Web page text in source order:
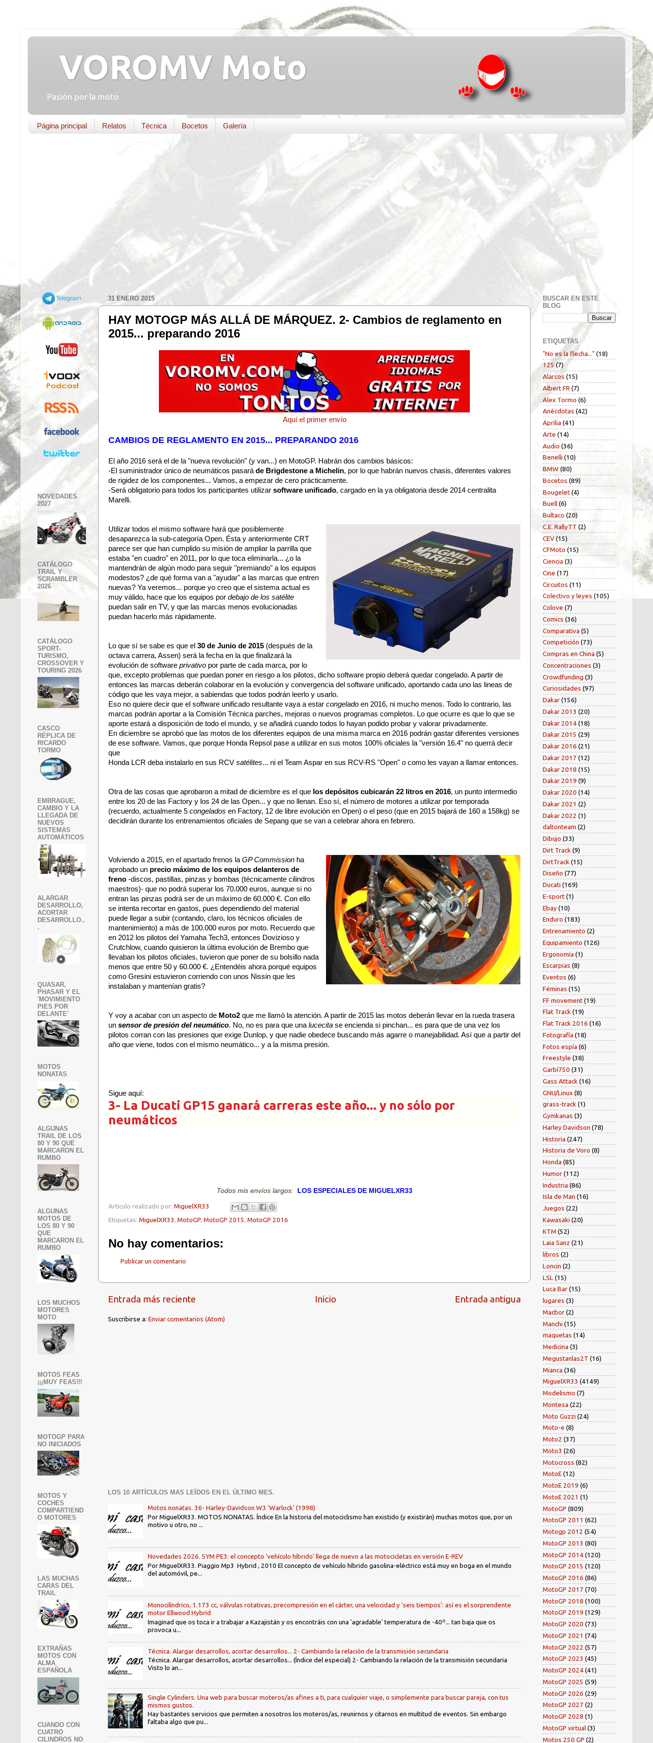
VOROMV Moto
Pasión por la moto
Página principal Relatos Técnica Bocetos Galería
31 ENERO 2015
HAY MOTOGP MÁS ALLÁ DE MÁRQUEZ. 2- Cambios de reglamento en
2015... preparando 2016
Aquí el primer envío
CAMBIOS DE REGLAMENTO EN 2015... PREPARANDO 2016
El año 2016 será el de la "nueva revolución" (y van...) en MotoGP. Habrán dos cambios básicos:
-El suministrador único de neumáticos pasará de Brigdestone a Michelin, por lo que habrán nuevos chasis, diferentes valores
de rigidez de los componentes... Vamos, a empezar de cero prácticamente.
-Será obligatorio para todos los participantes utilizar software unificado, cargado en la ya obligatoria desde 2014 centralita
Marelli.
Utilizar todos el mismo software hará que posiblemente
desaparezca la sub-categoría Open. Ésta y anteriormente CRT
parece ser que han cumplido su misión de ampliar la parrilla que
estaba "en cuadro" en 2011, por lo que toca eliminarla... ¿o la
mantendrán de algún modo para seguir "premiando" a los equipos
modestos? ¿de qué forma van a "ayudar" a las marcas que entren
nuevas? Ya veremos... porque yo creo que el sistema actual es
muy válido, hace que los equipos por debajo de los satélite
puedan salir en TV, y que las marcas menos evolucionadas
puedan hacerlo más rápidamente.
Lo que sí se sabe es que el 30 de Junio de 2015 (después de la
octava carrera, Assen) será la fecha en la que finalizará la
evolución de software privativo por parte de cada marca, por lo
que, excepto problemas que puedan poner en riesgo a los pilotos, dicho software propio deberá quedar congelado. A partir de
entonces las marcas deberán colaborar en la evolución y convergencia del software unificado, aportando cada uno las lineas de
código que les vaya mejor, a sabiendas que todos podrán leerlo y usarlo.
Eso no quiere decir que el software unificado resultante vaya a estar congelado en 2016, ni mucho menos. Todo lo contrario, las
marcas podrán aportar a la Comisión Técnica parches, mejoras o nuevos programas completos. Lo que ocurre es que lo que se
aporte estará a disposición de todo el mundo, y se añadirá cuando todos lo hayan podido probar y valorar privadamente.
En diciembre se aprobó que las motos de los diferentes equipos de una misma marca en 2016 podrán gastar diferentes versiones
de ese software. Vamos, que porque Honda Repsol pase a utilizar en sus motos 100% oficiales la "versión 16.4" no querrá decir
que
Honda LCR deba instalarlo en sus RCV satélites... ni el Team Aspar en sus RCV-RS "Open" o como les vayan a llamar entonces.
Otra de las cosas que aprobaron a mitad de diciembre es el que los depósitos cubicarán 22 litros en 2016, un punto intermedio
entre los 20 de las Factory y los 24 de las Open... y que no llenan. Eso sí, el número de motores a utilizar por temporada
(recuerdo, actualmente 5 congelados en Factory, 12 de libre evolución en Open) o el peso (que en 2015 bajará de 160 a 158kg) se
decidirán durante los entrenamientos oficiales de Sepang que se van a celebrar ahora en febrero.
Volviendo a 2015, en el apartado frenos la GP Commission ha
aprobado un precio máximo de los equipos delanteros de
freno -discos, pastillas, pinzas y bombas (técnicamente cilindros
maestros)- que no podrá superar los 70.000 euros, aunque si no
entran las pinzas podrá ser de un máximo de 60.000 €. Con ello
se intenta recortar en gastos, pues dependiendo del material
puede llegar a subir (contando, claro, los técnicos oficiales de
mantenimiento) a más de 100.000 euros por moto. Recuerdo que
en 2012 los pilotos del Yamaha Tech3, entonces Dovizioso y
Crutchlow, cuando quisieron la última evolución de Brembo que
llevaban los pilotos oficiales, tuvieron que poner de su bolsillo nada
menos que entre 50 y 60.000 €. ¿Entendéis ahora porqué equipos
como Gresini estuvieron corriendo con unos Nissin que les
instalaban y mantenían gratis?
Y voy a acabar con un aspecto de Moto2 que me llamó la atención. A partir de 2015 las motos deberán llevar en la rueda trasera
un sensor de presión del neumático. No, no es para que una lucecita se encienda si pinchan... es para que de una vez los
pilotos corran con las presiones que exige Dunlop, y que nadie obedece buscando más agarre o manejabilidad. Así que a partir del
año que viene, todos con el mismo neumático... y a la misma presión.
Sigue aquí:
3- La Ducati GP15 ganará carreras este año... y no sólo por
neumáticos
Todos mis envíos largos: LOS ESPECIALES DE MIGUELXR33
Artículo realizado por: MiguelXR33
Etiquetas: MiguelXR33, MotoGP, MotoGP 2015, MotoGP 2016
No hay comentarios:
Publicar un comentario
Entrada más reciente Entrada antigua
Inicio
Suscribirse a: Enviar comentarios (Atom)
LOS 10 ARTÍCULOS MAS LEÍDOS EN EL ÚLTIMO MES.
Motos nonatas. 36- Harley-Davidson W3 'Warlock' (1998)
Por MiguelXR33. MOTOS NONATAS. Índice En la historia del motociclismo han existido (y existirán) muchas motos que, por un
motivo u otro, no ...
Novedades 2026. SYM PE3: el concepto 'vehículo híbrido' llega de nuevo a las motocicletas en versión E-REV
Por MiguelXR33. Piaggio Mp3 Hybrid , 2010 El concepto de vehículo híbrido gasolina-eléctrico está muy en boga en el mundo
del automóvil, pe...
Monocilíndrico, 1.173 cc, válvulas rotativas, precompresión en el cárter, una velocidad y 'seis tiempos': así es el sorprendente
motor Ellwood Hybrid
Imaginad que os toca ir a trabajar a Kazajistán y os encontráis con una 'agradable' temperatura de -40º... tan baja que os
provoca u...
Técnica. Alargar desarrollos, acortar desarrollos... 2- Cambiando la relación de la transmisión secundaria
Técnica. Alargar desarrollos, acortar desarrollos... (Índice del especial) 2- Cambiando la relación de la transmisión secundaria
Visto lo an...
Single Cylinders. Una web para buscar moteros/as afines a ti, para cualquier viaje, o simplemente para buscar pareja, con tus
mismos gustos.
Hay bastantes servicios que permiten a nosotros los moteros/as, reunirnos y citarnos en multitud de eventos. Sin embargo
faltaba algo que pu...
NOVEDADES
2027
CATÁLOGO
TRAIL Y
SCRAMBLER
2026
CATÁLOGO
SPORT-
TURISMO,
CROSSOVER Y
TOURING 2026
CASCO
RÉPLICA DE
RICARDO
TORMO
EMBRAGUE,
CAMBIO Y LA
LLEGADA DE
NUEVOS
SISTEMAS
AUTOMÁTICOS
ALARGAR
DESARROLLO,
ACORTAR
DESARROLLO..
.
QUASAR,
PHASAR Y EL
'MOVIMIENTO
PIES POR
DELANTE'
MOTOS
NONATAS
ALGUNAS
TRAIL DE LOS
80 Y 90 QUE
MARCARON EL
RUMBO
ALGUNAS
MOTOS DE
LOS 80 Y 90
QUE
MARCARON EL
RUMBO
LOS MUCHOS
MOTORES
MOTO
MOTOS FEAS
¡¡¡MUY FEAS!!!
MOTOGP PARA
NO INICIADOS
MOTOS Y
COCHES
COMPARTIEND
O MOTORES
LAS MUCHAS
CARAS DEL
TRAIL
EXTRAÑAS
MOTOS CON
ALMA
ESPAÑOLA
CUANDO CON
CUATRO
CILINDROS NO
BUSCAR EN ESTE
BLOG
ETIQUETAS
"No es la flecha..." (18)
125 (7)
Alarcos (15)
Albert FR (7)
Alex Tormo (6)
Anécdotas (42)
Aprilia (41)
Arte (14)
Audio (36)
Benelli (10)
BMW (80)
Bocetos (89)
Bougelet(4)
Buell(6)
Bultaco (20)
C.E. RallyTT (2)
CEV(15)
CFMoto (15)
Ciencia (3)
Cine (17)
Circuitos (11)
Colectivo y leyes (105)
Colove (7)
Comics (36)
Comparativa (5)
Competición (73)
Compras en China (5)
Concentraciones (3)
Crowdfunding (3)
Curiosidades (97)
Dakar(156)
Dakar 2013 (20)
Dakar 2014(18)
Dakar 2015 (29)
Dakar 2016 (21)
Dakar 2017 (12)
Dakar 2018 (15)
Dakar 2019 (9)
Dakar 2020 (14)
Dakar 2021 (2)
Dakar 2022 (1)
daltonteam (2)
Dibujo (33)
Dirt Track (9)
DirtTrack (15)
Diseño (77)
Ducati (169)
E-sport(1)
Ebay(10)
Enduro (183)
Entrenamiento (2)
Equipamiento (126)
Ergonomía (1)
Escarpias (8)
Eventos (6)
Féminas (15)
FF movement(19)
Flat Track(19)
Flat Track 2016 (16)
Fotografía (18)
Fotos espía (6)
Freestyle (38)
Garbí750 (31)
Gass Attack (16)
GNU/Linux(8)
grass-track(1)
Gymkanas (3)
Harley Davidson (78)
Historia (247)
Historia de Voro (8)
Honda (85)
Humor(112)
Industria (86)
Isla de Man (16)
Juegos (22)
Kawasaki (20)
KTM (52)
Laia Sanz (21)
libros (2)
Loncin (2)
LSL (15)
Luca Bar(15)
lugares (3)
Macbor(2)
Manchi (15)
maquetas (14)
Medicina (3)
Megustanlas2T (16)
Mianca (36)
MiguelXR33 (4149)
Modelismo (7)
Montesa (22)
Moto Guzzi (24)
Moto-e (8)
Moto2 (37)
Moto3 (26)
Motocross (82)
MotoE(12)
MotoE 2019 (6)
MotoE 2021 (1)
MotoGP (809)
MotoGP 2011 (62)
Motogp 2012 (54)
MotoGP 2013 (80)
MotoGP 2014(120)
MotoGP 2015 (120)
MotoGP 2016 (86)
MotoGP 2017 (70)
MotoGP 2018 (100)
MotoGP 2019 (129)
MotoGP 2020 (73)
MotoGP 2021 (74)
MotoGP 2022 (57)
MotoGP 2023 (45)
MotoGP 2024(41)
MotoGP 2025 (59)
MotoGP 2026 (29)
MotoGP 2027 (2)
MotoGP 2028 (1)
MotoGP virtual(3)
Motos 250 GP (2)